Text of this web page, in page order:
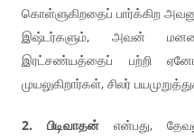
கொள்ளுகிறதைப் பார்க்கிற
இஷ்டர்களும், அவன்
இரட்சண்யத்தைப் பற்றி
முயலுகிறார்கள், சிலர்
2. பிடிவாதன்என்பது,